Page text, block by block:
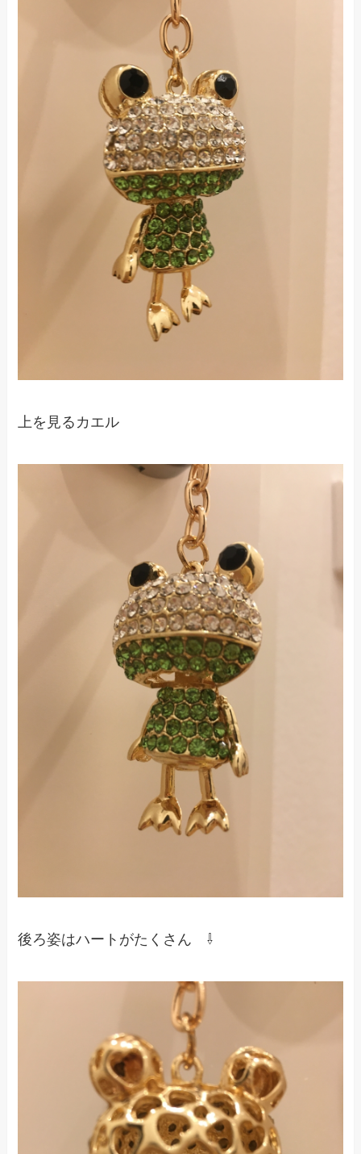
上を見るカエル
後ろ姿はハートがたくさん ⇩